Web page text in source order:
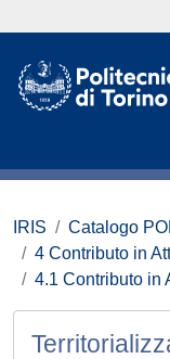
IRIS
Catalogo
4 Contributo in
4.1 Contributo in